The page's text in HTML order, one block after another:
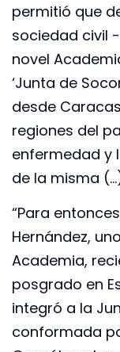
permitió que
sociedad civil
novel
‘Junta de
desde
regiones del
enfermedad y
de la misma
“Para
Hernández,
Academia,
posgrado en
integró a la
conformada